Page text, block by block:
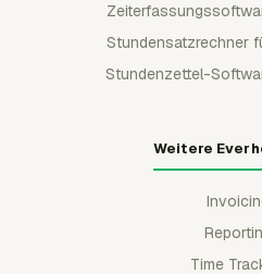
Stundensatzrechner
Stundenzettel-
Weitere
Time